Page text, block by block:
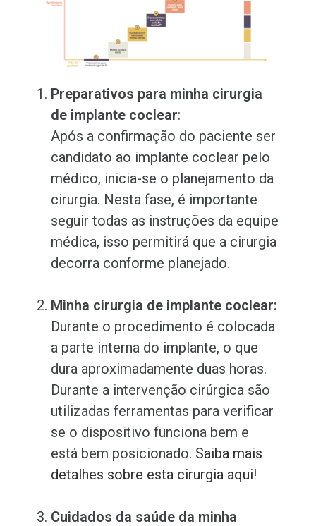
Preparativos para minha cirurgia
de implante coclear:
Após a confirmação do paciente ser
candidato ao implante coclear pelo
médico, inicia-se o planejamento da
cirurgia. Nesta fase, é importante
seguir todas as instruções da equipe
médica, isso permitirá que a cirurgia
decorra conforme planejado.
Minha cirurgia de implante coclear:
Durante o procedimento é colocada
a parte interna do implante, o que
dura aproximadamente duas horas.
Durante a intervenção cirúrgica são
utilizadas ferramentas para verificar
se o dispositivo funciona bem e
está bem posicionado. Saiba mais
detalhes sobre esta cirurgia aqui!
Cuidados da saúde da minha